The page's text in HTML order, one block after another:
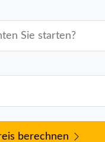
berechnen